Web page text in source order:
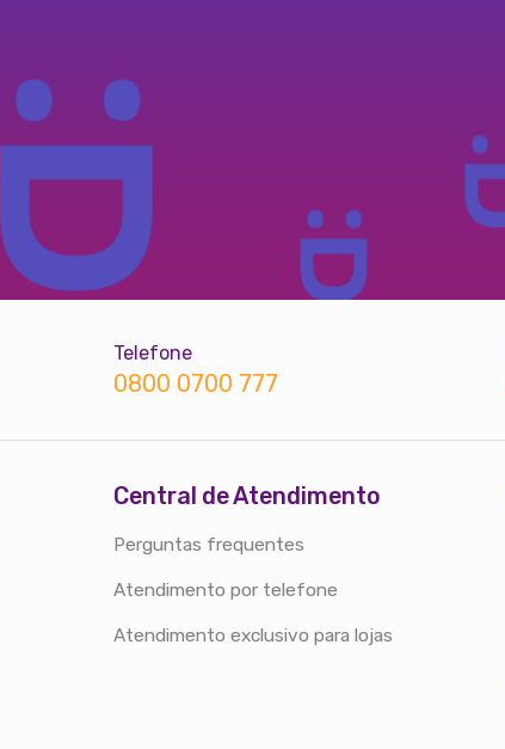
Telefone
0800 0700 777
Central de Atendimento
Perguntas frequentes
Atendimento por telefone
Atendimento exclusivo para lojas